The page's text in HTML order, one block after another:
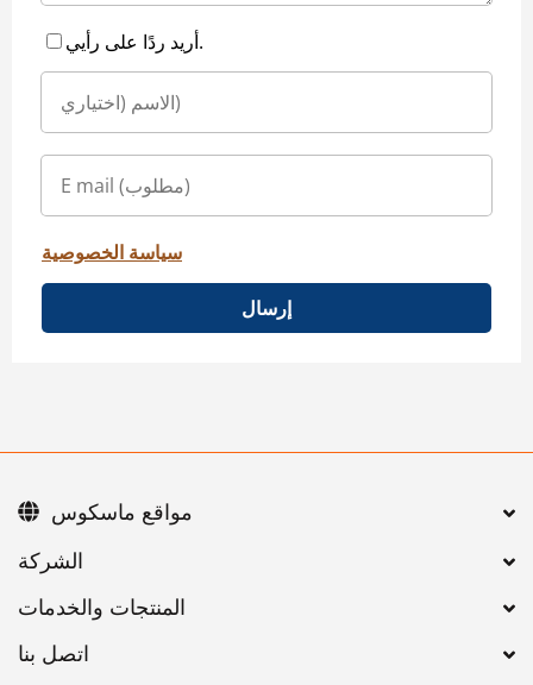
أريد ردًا على رأيي.
سياسة الخصوصية
إرسال
اتصل بنا
مواقع ماسكوس